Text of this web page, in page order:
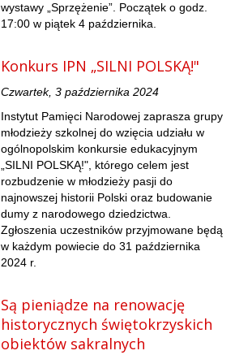
wystawy „Sprzężenie”. Początek o godz.
17:00 w piątek 4 października.
Konkurs IPN „SILNI POLSKĄ!"
Czwartek, 3 października 2024
Instytut Pamięci Narodowej zaprasza grupy
młodzieży szkolnej do wzięcia udziału w
ogólnopolskim konkursie edukacyjnym
„SILNI POLSKĄ!", którego celem jest
rozbudzenie w młodzieży pasji do
najnowszej historii Polski oraz budowanie
dumy z narodowego dziedzictwa.
Zgłoszenia uczestników przyjmowane będą
w każdym powiecie do 31 października
2024 r.
Są pieniądze na renowację
historycznych świętokrzyskich
obiektów sakralnych